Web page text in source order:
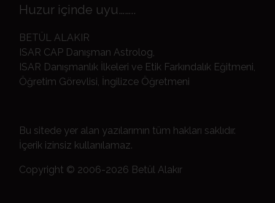
Huzur içinde uyu……..
BETÜL ALAKIR
ISAR CAP Danışman Astrolog,
ISAR Danışmanlık İlkeleri ve Etik Farkındalık Eğitmeni,
Öğretim Görevlisi, İngilizce Öğretmeni
Bu sitede yer alan yazılarımın tüm hakları saklıdır.
İçerik izinsiz kullanılamaz.
Copyright © 2006-2026 Betül Alakır